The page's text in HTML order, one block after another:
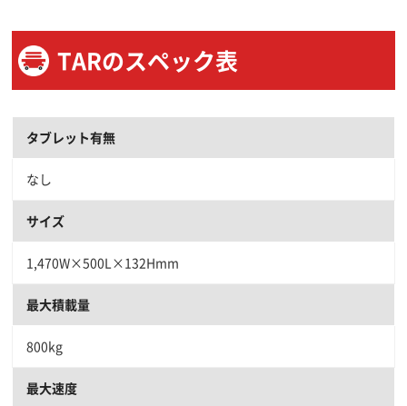
TARのスペック表
タブレット有無
なし
サイズ
1,470W×500L×132Hmm
最大積載量
800kg
最大速度